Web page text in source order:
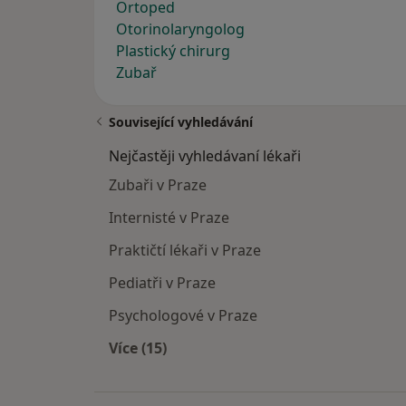
Ortoped
Otorinolaryngolog
Plastický chirurg
Zubař
Související vyhledávání
Nejčastěji vyhledávaní lékaři
Zubaři v Praze
Internisté v Praze
Praktičtí lékaři v Praze
Pediatři v Praze
Psychologové v Praze
Více (15)